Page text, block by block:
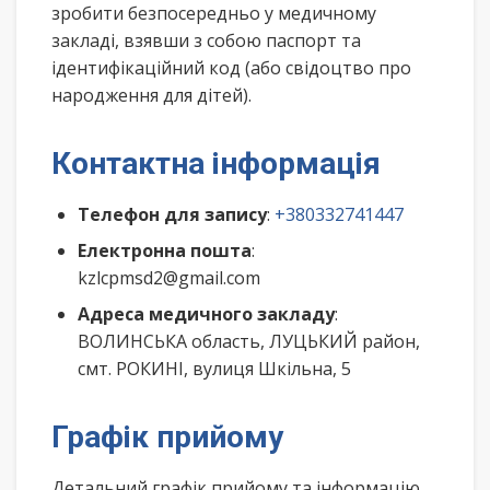
зробити безпосередньо у медичному
закладі, взявши з собою паспорт та
ідентифікаційний код (або свідоцтво про
народження для дітей).
Контактна інформація
Телефон для запису: +380332741447
Електронна пошта:
kzlcpmsd2@gmail.com
Адреса медичного закладу:
ВОЛИНСЬКА область, ЛУЦЬКИЙ район,
смт. РОКИНІ, вулиця Шкільна, 5
Графік прийому